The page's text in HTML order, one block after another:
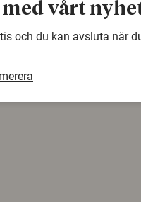
samma ämne.
med vårt
och du kan avsluta när